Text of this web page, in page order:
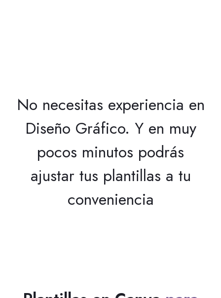
No necesitas experiencia en
Diseño Gráfico. Y en muy
pocos minutos podrás
ajustar tus plantillas a tu
conveniencia